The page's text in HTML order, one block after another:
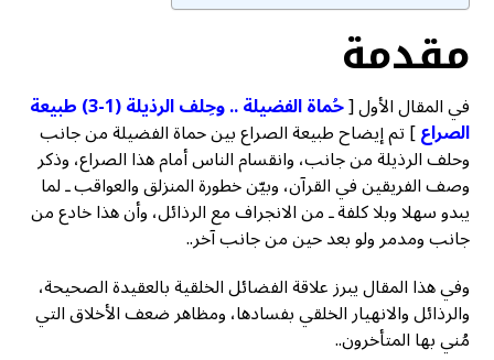
مقدمة
فيالمقال الأول [ حُماة الفضيلة .. وحِلف الرذيلة (1-3) طبيعة
الصراع]تم إيضاح طبيعة الصراع بين حماة الفضيلة من جانب
وحلف الرذيلة من جانب، وانقسام الناس أمام هذا الصراع، وذكر
وصف الفريقين في القرآن، وبيّن خطورة المنزلق والعواقب ـ لما
يبدو سهلا وبلا كلفة ـ من الانجراف مع الرذائل، وأن هذا خادع من
جانب ومدمر ولو بعد حين من جانب آخر..
وفي هذا المقال يبرز علاقة الفضائل الخلقية بالعقيدة الصحيحة،
والرذائل والانهيار الخلقي بفسادها، ومظاهر ضعف الأخلاق التي
مُني بها المتأخرون..